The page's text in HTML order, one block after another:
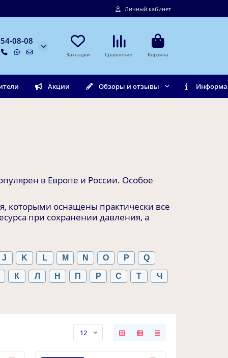
Личный кабинет
08-08
Закладки Сравнение Корзина
Акции Обзоры и отзывы
в Европе и России. Особое
которыми оснащены практически все
при сохранении давления, а
J K L M N O P Q
К Л Н П Р С Т Ч